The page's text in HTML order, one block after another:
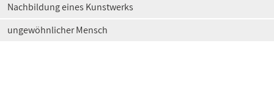
Nachbildung eines Kunstwerks
ungewöhnlicher Mensch